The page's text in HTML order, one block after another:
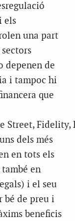
els
una part
depenen de
i tampoc hi
que
Street, Fidelity,
dels més
en tots els
en
i el seu
bé de preu i
beneficis